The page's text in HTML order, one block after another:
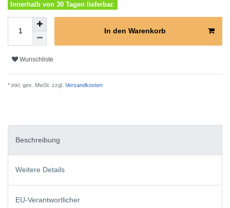
Innerhalb von 30 Tagen lieferbar.
In den Warenkorb
Wunschliste
* inkl. ges. MwSt. zzgl. Versandkosten
Beschreibung
Weitere Details
EU-Verantwortlicher